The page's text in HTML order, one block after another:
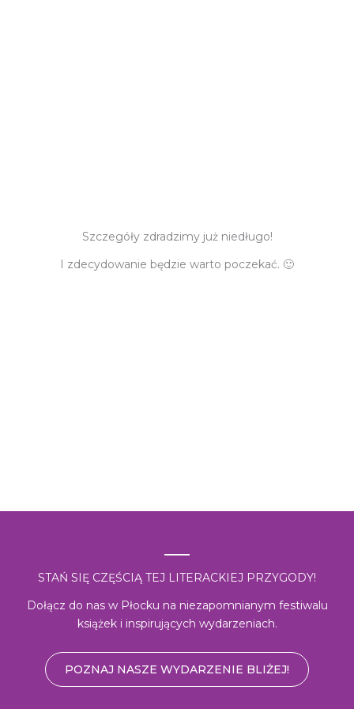
Szczegóły zdradzimy już niedługo!
I zdecydowanie będzie warto poczekać. 🙂
STAŃ SIĘ CZĘŚCIĄ TEJ LITERACKIEJ PRZYGODY!
Dołącz do nas w Płocku na niezapomnianym festiwalu
książek i inspirujących wydarzeniach.
POZNAJ NASZE WYDARZENIE BLIŻEJ!